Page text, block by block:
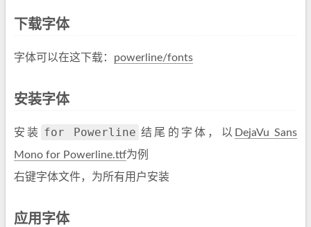
下载字体
字体可以在这下载： powerline/fonts
安装字体
安装 for Powerline 结尾的字体，以 DejaVu Sans
Mono for Powerline.ttf为例
右键字体文件，为所有用户安装
应用字体